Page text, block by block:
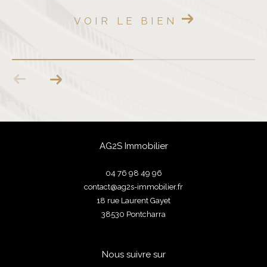
VOIR LE BIEN
AG2S Immobilier
04 76 98 49 96
contact@ag2s-immobilier.fr
18 rue Laurent Gayet
38530
pontcharra
Nous suivre sur